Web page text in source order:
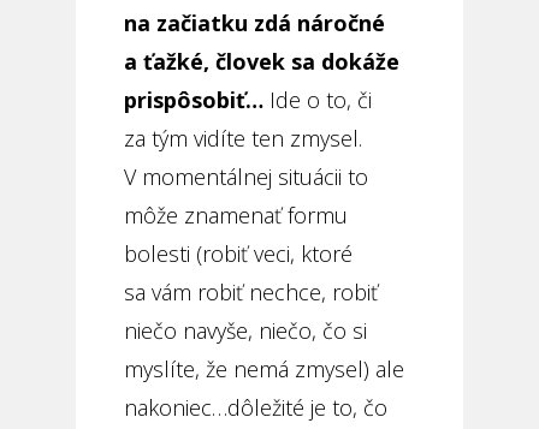
na začiatku zdá náročné
a ťažké, človek sa dokáže
prispôsobiť…Ide o to, či
za tým vidíte ten zmysel.
V momentálnej situácii to
môže znamenať formu
bolesti (robiť veci, ktoré
sa vám robiť nechce, robiť
niečo navyše, niečo, čo si
myslíte, že nemá zmysel) ale
nakoniec…dôležité je to, čo